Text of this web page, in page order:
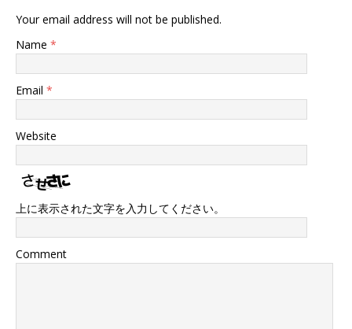
Your email address will not be published.
Name *
Email *
Website
上に表示された文字を入力してください。
Comment